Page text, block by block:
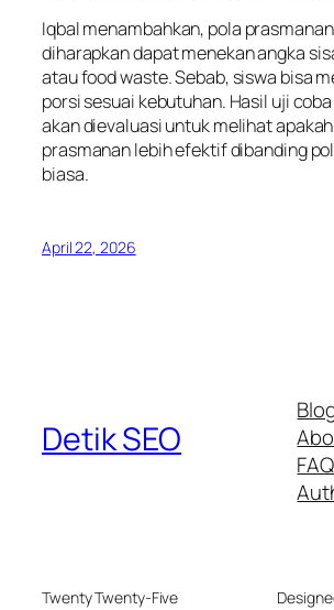
Iqbal menambahkan, pola
diharapkan dapat menekan angka
atau food waste. Sebab, siswa bisa
porsi sesuai kebutuhan. Hasil uji
akan dievaluasi untuk melihat
prasmanan lebih efektif dibanding
biasa.
April 22, 2026
Detik SEO
Twenty Twenty-Five